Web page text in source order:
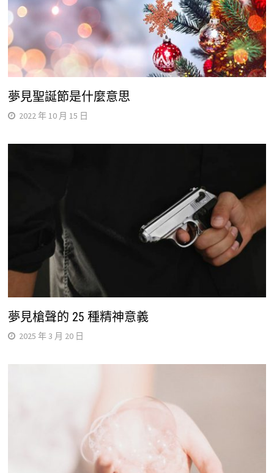
夢見聖誕節是什麼意思
2022 年 10 月 15 日
夢見槍聲的 25 種精神意義
2025 年 3 月 20 日